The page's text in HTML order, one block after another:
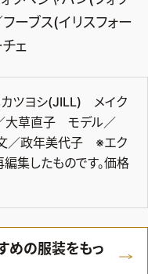
ム通販
US
スタイル、
で発信しています。
ブス(イリスフォー
ェ
ツヨシ(JILL) メイク
大草直子 モデル／
／政年美代子 ※エク
集したものです。価格
めの服装をもっ